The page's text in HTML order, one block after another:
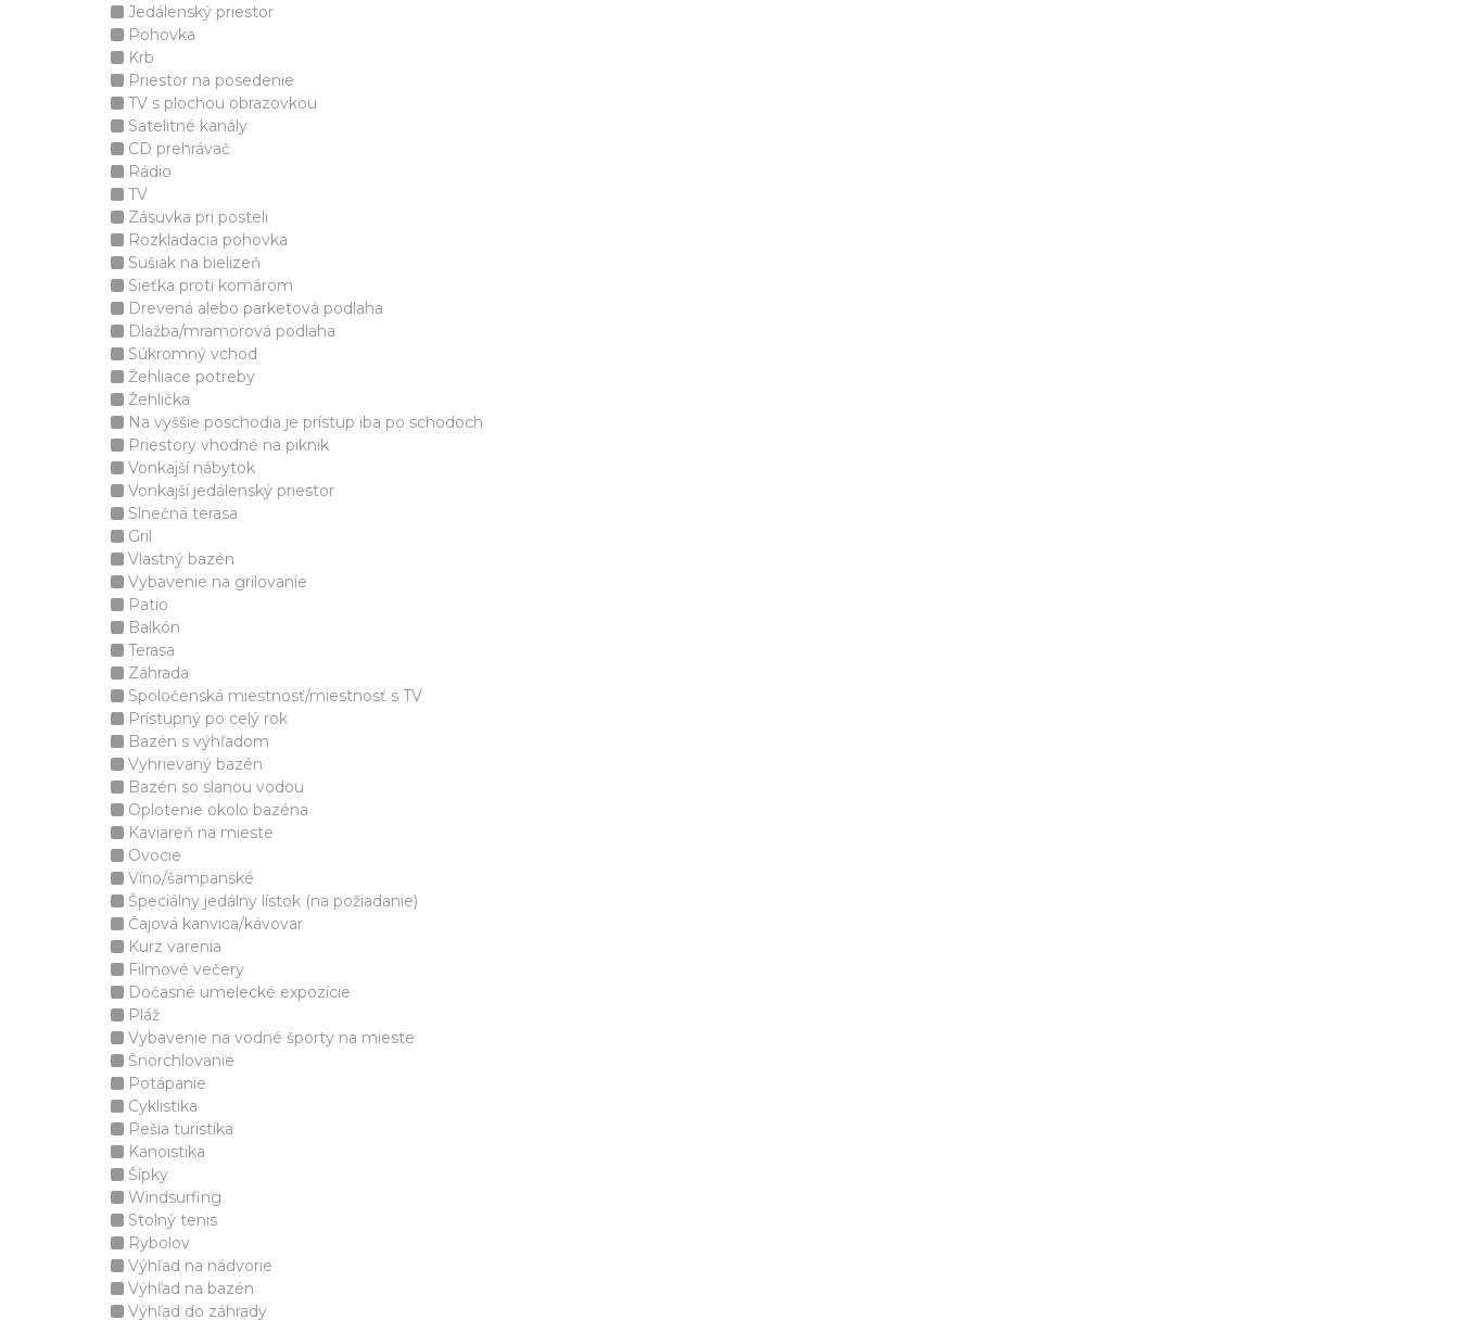
Jedálenský priestor
Pohovka
Krb
Priestor na posedenie
TV s plochou obrazovkou
Satelitné kanály
CD prehrávač
Rádio
TV
Zásuvka pri posteli
Rozkladacia pohovka
Sušiak na bielizeň
Sieťka proti komárom
Drevená alebo parketová podlaha
Dlažba/mramorová podlaha
Súkromný vchod
Žehliace potreby
Žehlička
Na vyššie poschodia je prístup iba po schodoch
Priestory vhodné na piknik
Vonkajší nábytok
Vonkajší jedálenský priestor
Slnečná terasa
Gril
Vlastný bazén
Vybavenie na grilovanie
Patio
Balkón
Terasa
Záhrada
Spoločenská miestnosť/miestnosť s TV
Prístupný po celý rok
Bazén s výhľadom
Vyhrievaný bazén
Bazén so slanou vodou
Oplotenie okolo bazéna
Kaviareň na mieste
Ovocie
Víno/šampanské
Špeciálny jedálny lístok (na požiadanie)
Čajová kanvica/kávovar
Kurz varenia
Filmové večery
Dočasné umelecké expozície
Pláž
Vybavenie na vodné športy na mieste
Šnorchlovanie
Potápanie
Cyklistika
Pešia turistika
Kanoistika
Šípky
Windsurfing
Stolný tenis
Rybolov
Výhľad na nádvorie
Výhľad na bazén
Výhľad do záhrady